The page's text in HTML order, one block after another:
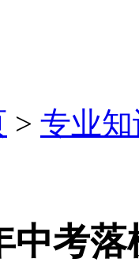
> 专业
中考